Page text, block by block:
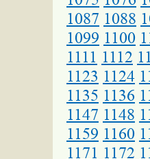
1087 1088
1099 1100
1111 1112
1123 1124
1135 1136
1147 1148
1159 1160
1171 1172